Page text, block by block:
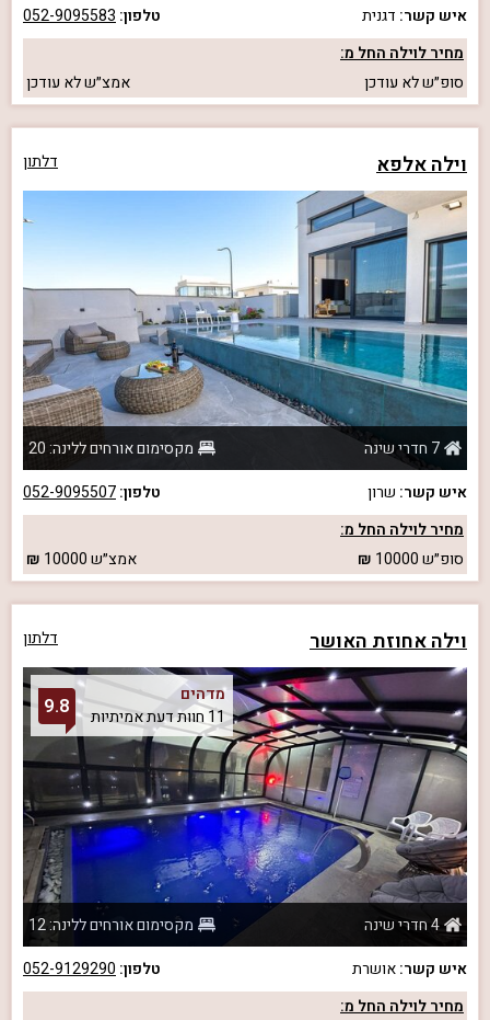
איש קשר: דגנית טלפון: 052-9095583
מחיר לוילה החל מ:
סופ״שלא עודכן אמצ״שלא עודכן
וילה אלפא דלתון
7 חדרי שינה
מקסימום אורחים ללינה: 20
איש קשר: שרון טלפון:052-9095507
מחיר לוילה החל מ:
סופ״ש10000 אמצ״ש10000
וילה אחוזת האושר דלתון
מדהים
11 חוות דעת אמיתיות
9.8
4 חדרי שינה
מקסימום אורחים ללינה: 12
איש קשר:אושרת טלפון: 052-9129290
מחיר לוילה החל מ: